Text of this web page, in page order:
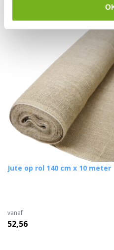
Jute op rol 140 cm x 10 meter
vanaf
52,56